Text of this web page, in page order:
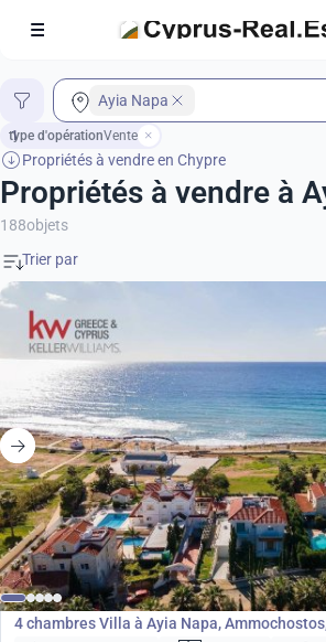
1
Ayia Napa
type d'opérationVente
Propriétés à vendre en Chypre
Propriétés à vendre à
188objets
€1 500 000
Villa
4 chambres Villa à Ayia Napa,